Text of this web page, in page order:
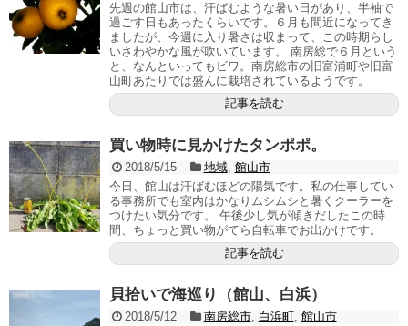
先週の館山市は、汗ばむような暑い日があり、半袖で
過ごす日もあったくらいです。６月も間近になってき
ましたが、今週に入り暑さは収まって、この時期らし
いさわやかな風が吹いています。 南房総で６月という
と、なんといってもビワ。南房総市の旧富浦町や旧富
山町あたりでは盛んに栽培されているようです。
記事を読む
買い物時に見かけたタンポポ。
2018/5/15 地域, 館山市
今日、館山は汗ばむほどの陽気です。私の仕事してい
る事務所でも室内はかなりムシムシと暑くクーラーを
つけたい気分です。 午後少し気が傾きだしたこの時
間、ちょっと買い物がてら自転車でお出かけです。
記事を読む
貝拾いで海巡り（館山、白浜）
2018/5/12 南房総市, 白浜町, 館山市